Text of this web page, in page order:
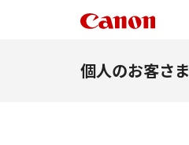
個人のお客さま